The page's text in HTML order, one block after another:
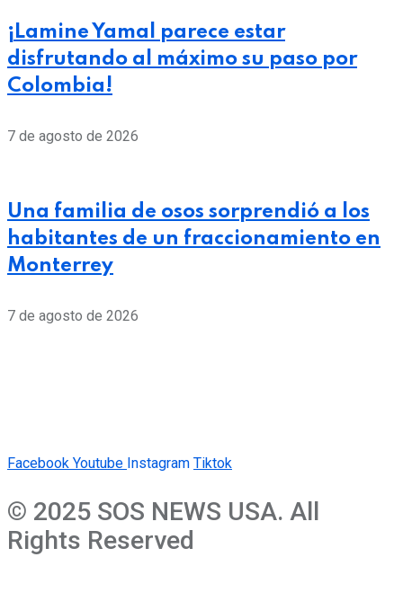
¡Lamine Yamal parece estar
disfrutando al máximo su paso por
Colombia!
7 de agosto de 2026
Una familia de osos sorprendió a los
habitantes de un fraccionamiento en
Monterrey
7 de agosto de 2026
Facebook Youtube Instagram Tiktok
© 2025 SOS NEWS USA. All
Rights Reserved